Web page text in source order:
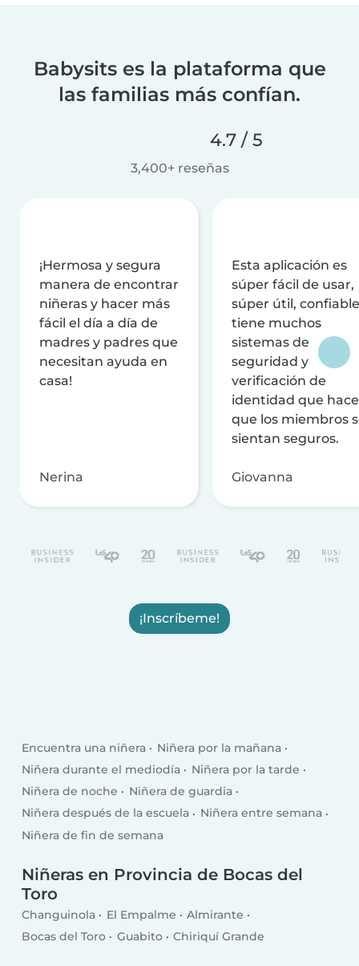
Babysits es la plataforma que
las familias más confían.
4.7 / 5
3,400+ reseñas
¡Hermosa y segura
manera de encontrar
niñeras y hacer más
fácil el día a día de
madres y padres que
necesitan ayuda en
casa!
Nerina
Esta aplicación es
súper fácil de usar,
súper útil,
tiene muchos
sistemas de
seguridad y
verificación de
identidad que
que los miembros
sientan seguros.
Giovanna
¡Inscríbeme!
Encuentra una niñera
Niñera por la mañana
Niñera durante el mediodía
Niñera por la tarde
Niñera de noche
Niñera de guardia
Niñera después de la escuela
Niñera entre semana
Niñera de fin de semana
Niñeras en Provincia de Bocas del
Toro
Changuinola El Empalme
Almirante
Bocas del Toro
Guabito Chiriquí Grande